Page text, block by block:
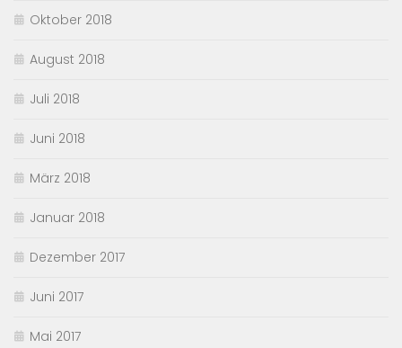
Oktober 2018
August 2018
Juli 2018
Juni 2018
März 2018
Januar 2018
Dezember 2017
Juni 2017
Mai 2017